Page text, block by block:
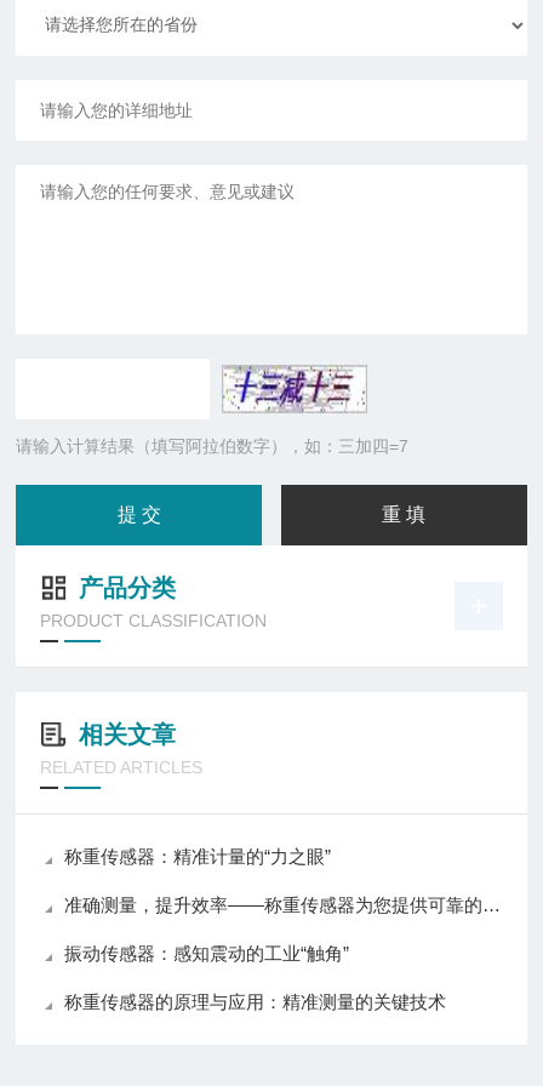
请输入计算结果（填写阿拉伯数字），如：三加四=7
产品分类
PRODUCT CLASSIFICATION
相关文章
RELATED ARTICLES
称重传感器：精准计量的“力之眼”
准确测量，提升效率——称重传感器为您提供可靠的数据支持
振动传感器：感知震动的工业“触角”
称重传感器的原理与应用：精准测量的关键技术